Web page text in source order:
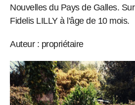
Nouvelles du Pays de Galles.
Fidelis LILLY à l'âge de 10 mois.
Auteur : propriétaire